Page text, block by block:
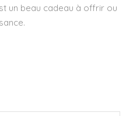
un beau cadeau à offrir ou